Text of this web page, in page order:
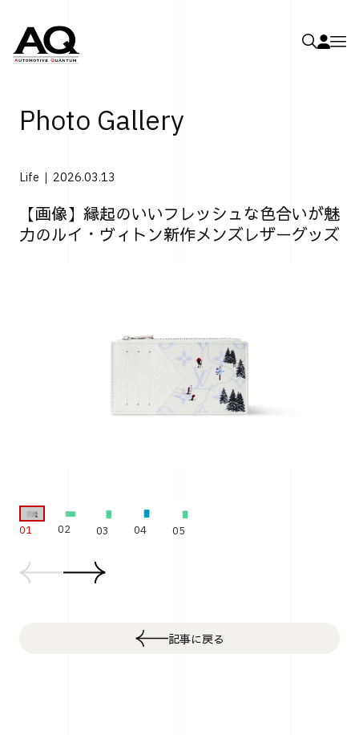
Photo Gallery
Life 2026.03.13
【画像】縁起のいいフレッシュな色合いが魅
力のルイ・ヴィトン新作メンズレザーグッズ
01 02 03 04 05
記事に戻る